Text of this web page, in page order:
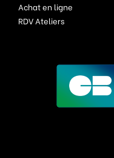
Achat en ligne
RDV Ateliers